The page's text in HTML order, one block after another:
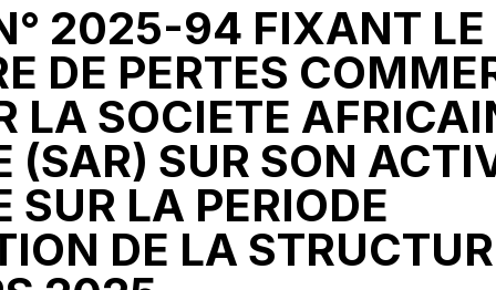
2025-94 FIXANT
DE PERTES
LA SOCIETE
(SAR) SUR SON
SUR LA PERIODE
DE LA